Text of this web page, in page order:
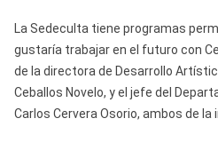
La Sedeculta tiene programas
gustaría trabajar en el futuro con
de la directora de Desarrollo
Ceballos Novelo, y el jefe del
Carlos Cervera Osorio, ambos de la